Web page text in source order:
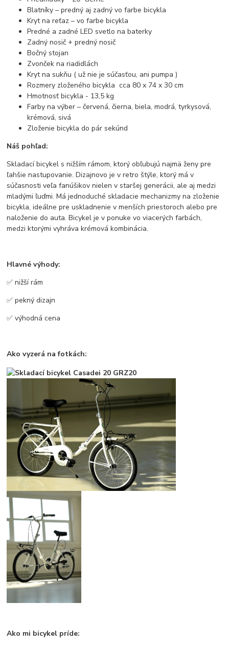
Blatníky – predný aj zadný vo farbe bicykla
Kryt na reťaz – vo farbe bicykla
Predné a zadné LED svetlo na baterky
Zadný nosič + predný nosič
Bočný stojan
Zvonček na riadidlách
Kryt na sukňu ( už nie je súčasťou, ani pumpa )
Rozmery zloženého bicykla cca 80 x 74 x 30 cm
Hmotnosť bicykla - 13,5 kg
Farby na výber – červená, čierna, biela, modrá, tyrkysová,
krémová, sivá
Zloženie bicykla do pár sekúnd
Náš pohľad:
Skladací bicykel s nižším rámom, ktorý obľubujú najmä ženy pre
ľahšie nastupovanie. Dizajnovo je v retro štýle, ktorý má v
súčasnosti veľa fanúšikov nielen v staršej generácii, ale aj medzi
mladými ľuďmi. Má jednoduché skladacie mechanizmy na zloženie
bicykla, ideálne pre uskladnenie v menších priestoroch alebo pre
naloženie do auta. Bicykel je v ponuke vo viacerých farbách,
medzi ktorými vyhráva krémová kombinácia.
Hlavné výhody:
✅ nižší rám
✅ pekný dizajn
✅ výhodná cena
Ako vyzerá na fotkách:
Ako mi bicykel príde: